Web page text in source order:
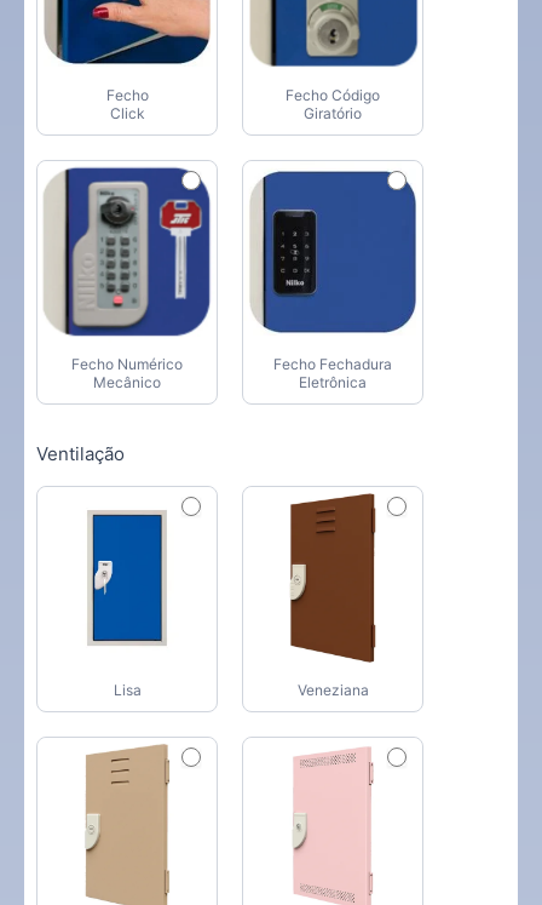
Fecho
Click
Fecho Código
Giratório
Fecho Numérico
Mecânico
Fecho Fechadura
Eletrônica
Ventilação
Lisa Veneziana